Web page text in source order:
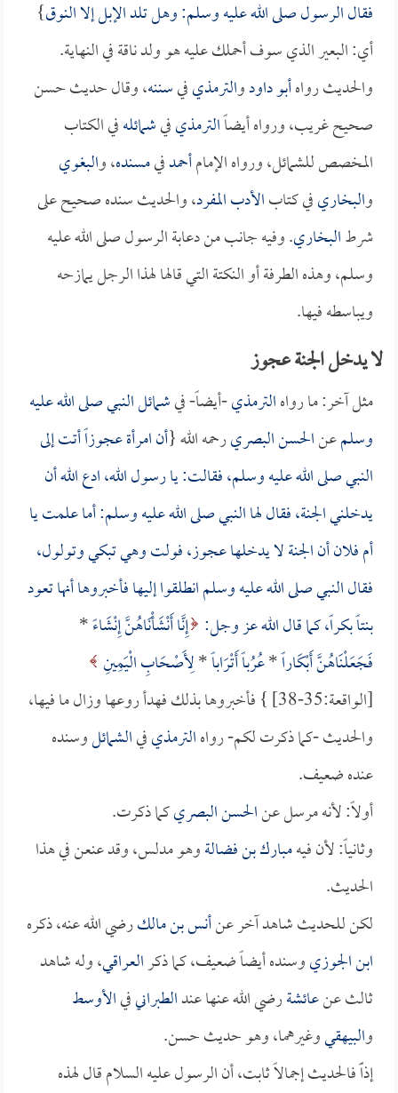
فقال الرسول صلى الله عليه وسلم: وهل تلد الإبل إلا النوق}
أي: البعير الذي سوف أحملك عليه هو ولد ناقة في النهاية.
والحديث رواهأبو داودوالترمذيفيسننه، وقال حديث حسن
صحيح غريب، ورواه أيضاًالترمذيفيشمائلهفي الكتاب
المخصص للشمائل، ورواه الإمامأحمدفيمسنده، والبغوي
والبخاريفي كتابالأدب المفرد، والحديث سنده صحيح على
شرطالبخاري. وفيه جانب من دعابة الرسول صلى الله عليه
وسلم، وهذه الطرفة أو النكتة التي قالها لهذا الرجل يمازحه
ويباسطه فيها.
لا يدخل الجنة عجوز
مثل آخر: ما رواهالترمذي-أيضاً- فيشمائل النبي صلى الله عليه
وسلمعنالحسن البصريرحمه الله {أن امرأة عجوزاً أتت إلى
النبي صلى الله عليه وسلم، فقالت: يا رسول الله، ادع الله أن
يدخلني الجنة، فقال لها النبي صلى الله عليه وسلم: أما علمت يا
أم فلان أن الجنة لا يدخلها عجوز، فولت وهي تبكي وتولول،
فقال النبي صلى الله عليه وسلم انطلقوا إليها فأخبروها أنها تعود
بنتاً بكراً، كما قال الله عز وجل: إِنَّا أَنْشَأْنَاهُنَّ إِنْشَاءً*
فَجَعَلْنَاهُنَّ أَبْكَاراً*عُرُباً أَتْرَاباً*لِأَصْحَابِ الْيَمِينِ
[الواقعة:35-38] } فأخبروها بذلك فهدأ روعها وزال ما فيها،
والحديث -كما ذكرت لكم- رواهالترمذيفيالشمائلوسنده
عنده ضعيف.
أولاً: لأنه مرسل عنالحسن البصريكما ذكرت.
وثانياً: لأن فيهمبارك بن فضالةوهو مدلس، وقد عنعن في هذا
الحديث.
لكن للحديث شاهد آخر عنأنس بن مالكرضي الله عنه، ذكره
ابن الجوزيوسنده أيضاً ضعيف، كما ذكرالعراقي، وله شاهد
ثالث عنعائشةرضي الله عنها عندالطبرانيفيالأوسط
والبيهقيوغيرهما، وهو حديث حسن.
إذاًً فالحديث إجمالاً ثابت، أن الرسول عليه السلام قال لهذه